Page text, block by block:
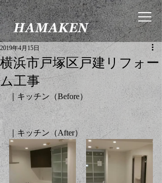
横浜市戸塚区戸建リフォー
ム工事
2019年4月15日
｜キッチン（Before）
｜キッチン（After）